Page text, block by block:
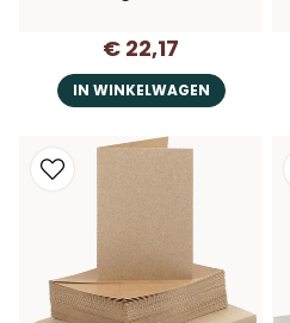
€ 22,17
IN WINKELWAGEN